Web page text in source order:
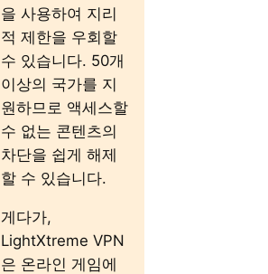
을 사용하여 지리
적 제한을 우회할
수 있습니다. 50개
이상의 국가를 지
원하므로 액세스할
수 없는 콘텐츠의
차단을 쉽게 해제
할 수 있습니다.
게다가,
LightXtreme VPN
은 온라인 게임에